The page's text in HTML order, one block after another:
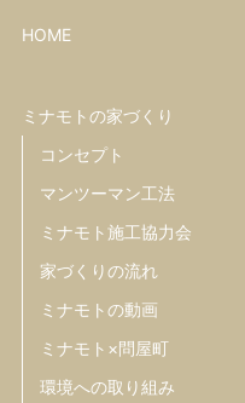
HOME
ミナモトの家づくり
コンセプト
マンツーマン工法
ミナモト施工協力会
家づくりの流れ
ミナモトの動画
ミナモト×問屋町
環境への取り組み